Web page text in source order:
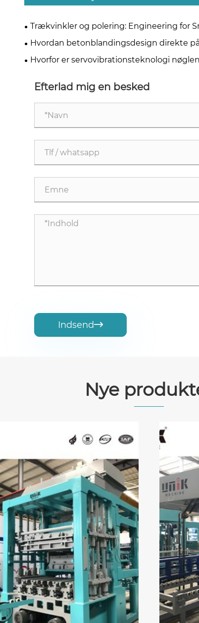
Trækvinkler og polering: Engineering for
Block Ejection
Hvordan betonblandingsdesign direkte
valget af formmateriale
Hvorfor er servovibrationsteknologi
Efterlad mig en besked
Indsend
Nye